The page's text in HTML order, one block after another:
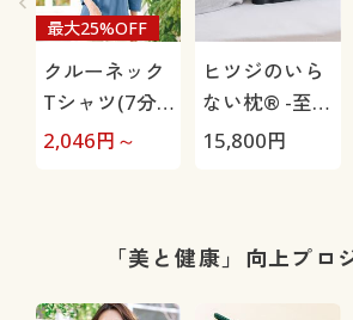
クルーネック
Tシャツ(7分
袖)(綿100%・
最大25%OFF
2,046円～
ヒツジのいら
ない枕® -至
極-
15,800円
「美と健康」向上プロ